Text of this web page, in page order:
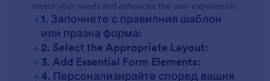
meets your needs and enhances the user experience:
+1. Започнете с правилния шаблон
или празна форма:
+2. Select the Appropriate Layout:
+3. Add Essential Form Elements:
+4. Персонализирайте според вашия